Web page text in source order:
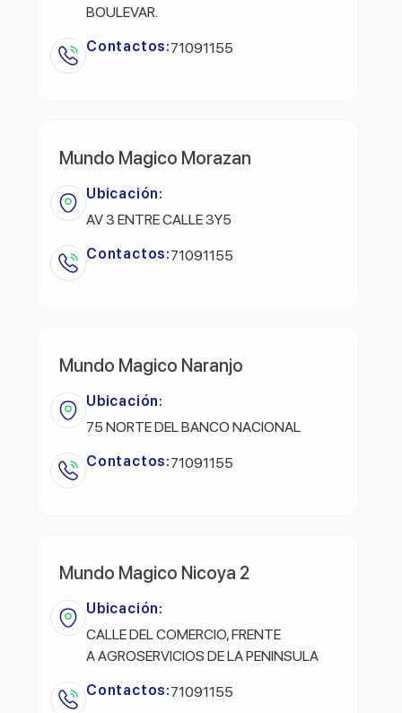
BOULEVAR.
Contactos:71091155
Mundo Magico Morazan
Ubicación:
AV 3 ENTRE CALLE 3Y5
Contactos:71091155
Mundo Magico Naranjo
Ubicación:
75 NORTE DEL BANCO NACIONAL
Contactos:71091155
Mundo Magico Nicoya 2
Ubicación:
CALLE DEL COMERCIO, FRENTE
A AGROSERVICIOS DE LA PENINSULA
Contactos:71091155